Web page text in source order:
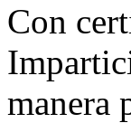
Con
manera